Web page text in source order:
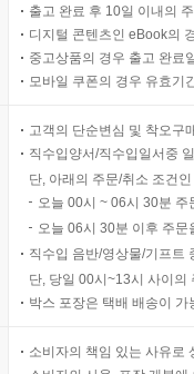
출고 완료 후 10일 이내의
디지털 콘텐츠인 eBook의
중고상품의 경우 출고 완료
모바일 쿠폰의 경우 유효기
고객의 단순변심 및 착오구
직수입양서/직수입일서중
단, 아래의 주문/취소 조건
오늘 00시 ~ 06시 30분
오늘 06시 30분 이후 주
직수입 음반/영상물/기프트
단, 당일 00시~13시 사이의
박스 포장은 택배 배송이
소비자의 책임 있는 사유로